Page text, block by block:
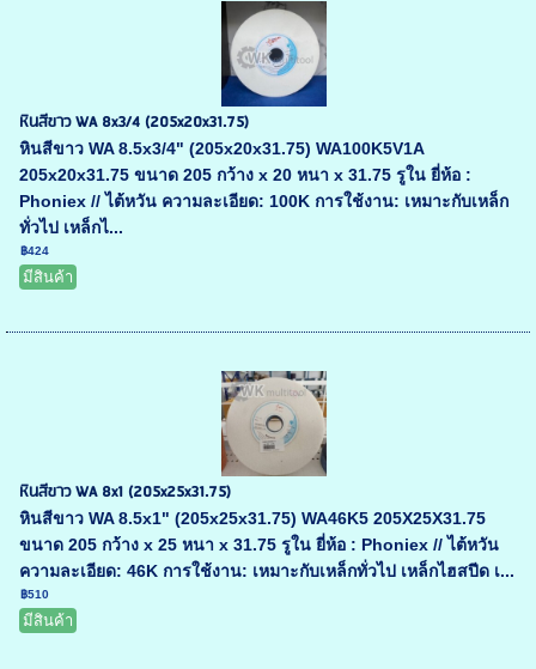
หินสีขาว WA 8x3/4 (205x20x31.75)
หินสีขาว WA 8.5x3/4" (205x20x31.75) WA100K5V1A
205x20x31.75 ขนาด 205 กว้าง x 20 หนา x 31.75 รูใน ยี่ห้อ :
Phoniex // ไต้หวัน ความละเอียด: 100K การใช้งาน: เหมาะกับเหล็ก
ทั่วไป เหล็กไ...
฿424
มีสินค้า
หินสีขาว WA 8x1 (205x25x31.75)
หินสีขาว WA 8.5x1" (205x25x31.75) WA46K5 205X25X31.75
ขนาด 205 กว้าง x 25 หนา x 31.75 รูใน ยี่ห้อ : Phoniex // ไต้หวัน
ความละเอียด: 46K การใช้งาน: เหมาะกับเหล็กทั่วไป เหล็กไฮสปีด เ...
฿510
มีสินค้า